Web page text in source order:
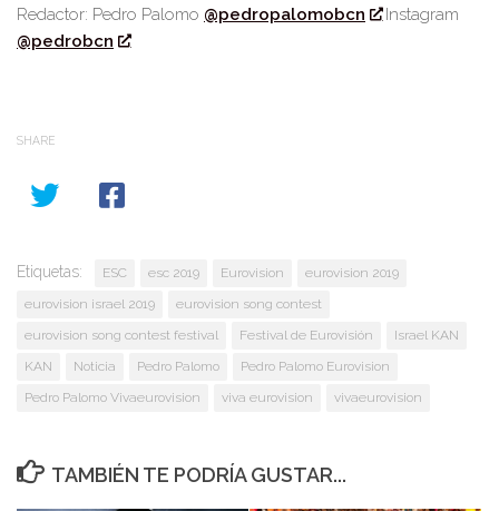
Redactor: Pedro Palomo @pedropalomobcn
Instagram
@pedrobcn
SHARE
Etiquetas: ESC esc 2019 Eurovision
eurovision 2019
eurovision israel 2019
eurovision song contest
eurovision song contest festival
Festival de Eurovisión
Israel KAN
KAN
Noticia Pedro Palomo
Pedro Palomo Eurovision
Pedro Palomo Vivaeurovision
viva eurovision vivaeurovision
TAMBIÉN TE PODRÍA GUSTAR...